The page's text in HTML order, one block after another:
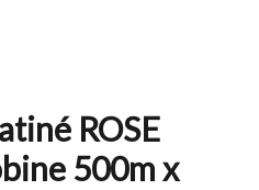
ROSE
500m x